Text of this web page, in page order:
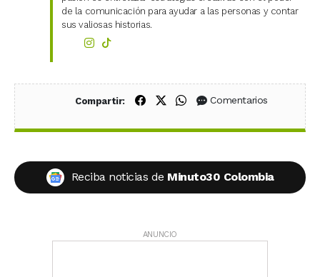
de la comunicación para ayudar a las personas y contar
sus valiosas historias.
Compartir: Compartir en Facebook
Compartir en X (Twitter)
Compartir en WhatsApp
Comentarios
Reciba noticias de Minuto30 Colombia
ANUNCIO